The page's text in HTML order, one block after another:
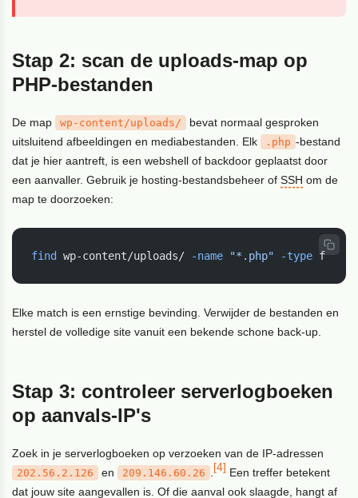
Stap 2: scan de uploads-map op
PHP-bestanden
De map wp-content/uploads/
bevat normaal gesproken
uitsluitend afbeeldingen en mediabestanden. Elk
.php -bestand
dat je hier aantreft, is een webshell of backdoor geplaatst door
een aanvaller. Gebruik je hosting-bestandsbeheer ofSSH om de
map te doorzoeken:
find wp-content/uploads/ -name "*.php" -type f
Elke match is een ernstige bevinding. Verwijder de bestanden en
herstel de volledige site vanuit een bekende schone back-up.
Stap 3: controleer serverlogboeken
op aanvals-IP's
Zoek in je serverlogboeken op verzoeken van de IP-adressen
202.56.2.126 en 209.146.60.26 .[4] Een treffer betekent
dat jouw site aangevallen is. Of die aanval ook slaagde, hangt af